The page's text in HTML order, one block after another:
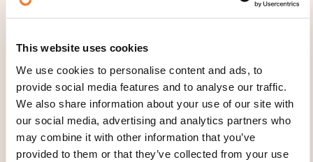
This website uses cookies
We use cookies to personalise content and ads, to
provide social media features and to analyse our traffic.
We also share information about your use of our site with
our social media, advertising and analytics partners who
may combine it with other information that you’ve
provided to them or that they’ve collected from your use
Étape 1: Rencontre avec votre entreprise pour la
construction du plan de formation
Étape 2: Ajustement de la formation proposée
suite au diagnostic et aux demandes
spécifiques émises par l'entreprise
Étape 3: Déroulement de la formation par